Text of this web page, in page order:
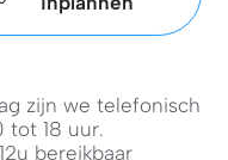
zijn we telefonisch
tot 18 uur.
bereikbaar